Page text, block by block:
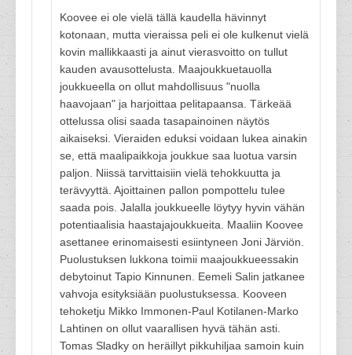
Koovee ei ole vielä tällä kaudella hävinnyt
kotonaan, mutta vieraissa peli ei ole kulkenut vielä
kovin mallikkaasti ja ainut vierasvoitto on tullut
kauden avausottelusta. Maajoukkuetauolla
joukkueella on ollut mahdollisuus "nuolla
haavojaan" ja harjoittaa pelitapaansa. Tärkeää
ottelussa olisi saada tasapainoinen näytös
aikaiseksi. Vieraiden eduksi voidaan lukea ainakin
se, että maalipaikkoja joukkue saa luotua varsin
paljon. Niissä tarvittaisiin vielä tehokkuutta ja
terävyyttä. Ajoittainen pallon pompottelu tulee
saada pois. Jalalla joukkueelle löytyy hyvin vähän
potentiaalisia haastajajoukkueita. Maaliin Koovee
asettanee erinomaisesti esiintyneen Joni Järviön.
Puolustuksen lukkona toimii maajoukkueessakin
debytoinut Tapio Kinnunen. Eemeli Salin jatkanee
vahvoja esityksiään puolustuksessa. Kooveen
tehoketju Mikko Immonen-Paul Kotilanen-Marko
Lahtinen on ollut vaarallisen hyvä tähän asti.
Tomas Sladky on heräillyt pikkuhiljaa samoin kuin